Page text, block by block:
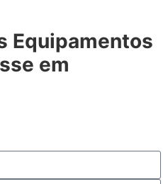
Equipamentos
em